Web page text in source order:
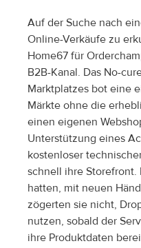
Auf der Suche nach
Online-Verkäufe zu
Home67 für
B2B-Kanal. Das No-
Marktplatzes bot eine
Märkte ohne die
einen eigenen
Unterstützung eines
kostenloser
schnell ihre Storefront.
hatten, mit neuen
zögerten sie nicht,
nutzen, sobald der
ihre Produktdaten